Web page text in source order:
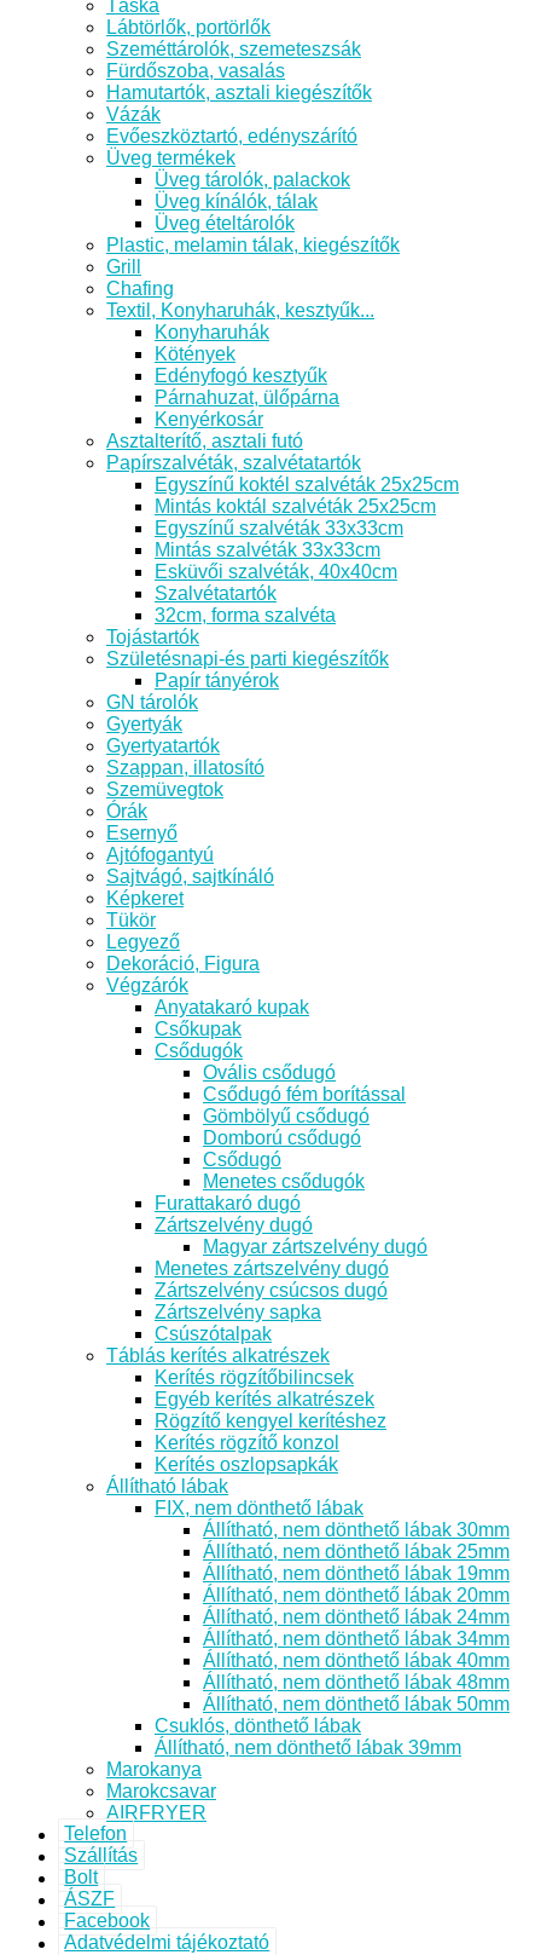
Táska
Lábtörlők, portörlők
Szeméttárolók, szemeteszsák
Fürdőszoba, vasalás
Hamutartók, asztali kiegészítők
Vázák
Evőeszköztartó, edényszárító
Üveg termékek
Üveg tárolók, palackok
Üveg kínálók, tálak
Üveg ételtárolók
Plastic, melamin tálak, kiegészítők
Grill
Chafing
Textil, Konyharuhák, kesztyűk...
Konyharuhák
Kötények
Edényfogó kesztyűk
Párnahuzat, ülőpárna
Kenyérkosár
Asztalterítő, asztali futó
Papírszalvéták, szalvétatartók
Egyszínű koktél szalvéták 25x25cm
Mintás koktál szalvéták 25x25cm
Egyszínű szalvéták 33x33cm
Mintás szalvéták 33x33cm
Esküvői szalvéták, 40x40cm
Szalvétatartók
32cm, forma szalvéta
Tojástartók
Születésnapi-és parti kiegészítők
Papír tányérok
GN tárolók
Gyertyák
Gyertyatartók
Szappan, illatosító
Szemüvegtok
Órák
Esernyő
Ajtófogantyú
Sajtvágó, sajtkínáló
Képkeret
Tükör
Legyező
Dekoráció, Figura
Végzárók
Anyatakaró kupak
Csőkupak
Csődugók
Ovális csődugó
Csődugó fém borítással
Gömbölyű csődugó
Domború csődugó
Csődugó
Menetes csődugók
Furattakaró dugó
Zártszelvény dugó
Magyar zártszelvény dugó
Menetes zártszelvény dugó
Zártszelvény csúcsos dugó
Zártszelvény sapka
Csúszótalpak
Táblás kerítés alkatrészek
Kerítés rögzítőbilincsek
Egyéb kerítés alkatrészek
Rögzítő kengyel kerítéshez
Kerítés rögzítő konzol
Kerítés oszlopsapkák
Állítható lábak
FIX, nem dönthető lábak
Állítható, nem dönthető lábak 30mm
Állítható, nem dönthető lábak 25mm
Állítható, nem dönthető lábak 19mm
Állítható, nem dönthető lábak 20mm
Állítható, nem dönthető lábak 24mm
Állítható, nem dönthető lábak 34mm
Állítható, nem dönthető lábak 40mm
Állítható, nem dönthető lábak 48mm
Állítható, nem dönthető lábak 50mm
Csuklós, dönthető lábak
Állítható, nem dönthető lábak 39mm
Marokanya
Marokcsavar
AIRFRYER
Telefon
Szállítás
Bolt
ÁSZF
Facebook
Adatvédelmi tájékoztató